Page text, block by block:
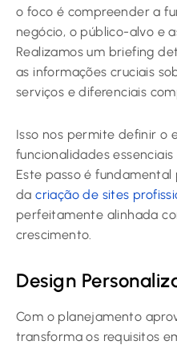
o foco é compreender a
negócio, o público-alvo e
Realizamos um briefing
as informações cruciais
serviços e diferenciais
Isso nos permite definir o
funcionalidades
Este passo é
dacriação de sites
perfeitamente alinhada
crescimento.
Design
Com o planejamento
transforma os requisitos